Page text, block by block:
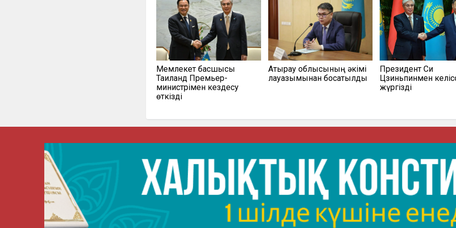
Мемлекет басшысы
Таиланд Премьер-
министрімен кездесу
өткізді
Атырау облысының әкімі
лауазымынан босатылды
Президент Си
Цзиньпинмен
жүргізді